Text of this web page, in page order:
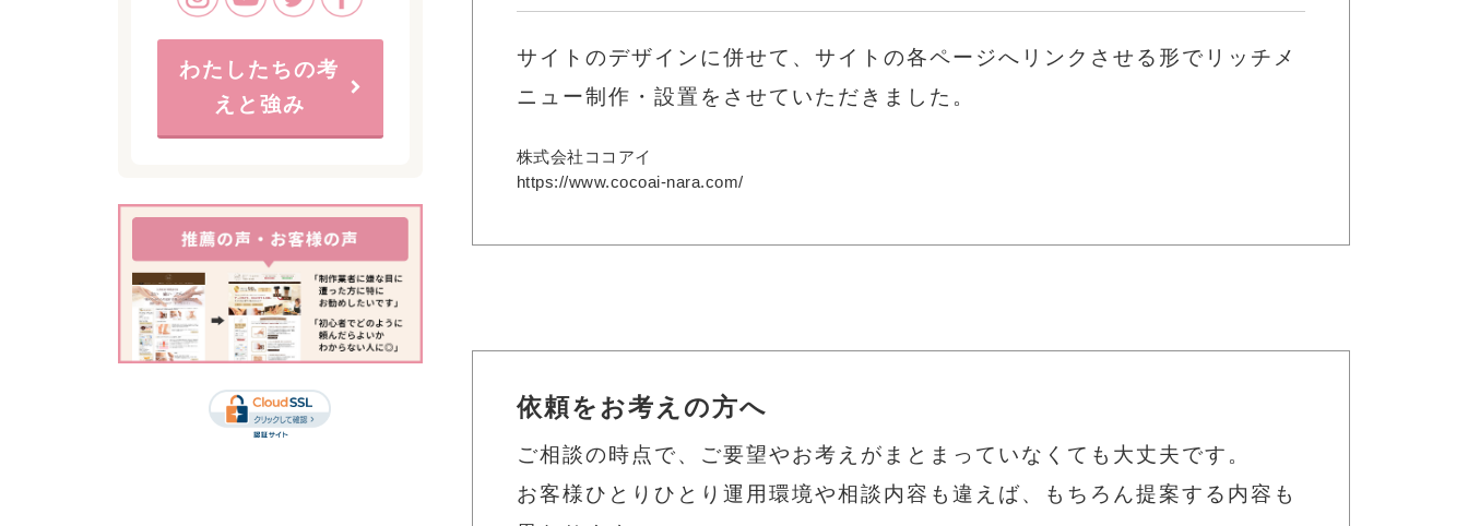
わたしたちの考
えと強み
サイトのデザインに併せて、サイトの各ページへリンクさせる形でリッチメ
ニュー制作・設置をさせていただきました。
株式会社ココアイ
https://www.cocoai-nara.com/
依頼をお考えの方へ
ご相談の時点で、ご要望やお考えがまとまっていなくても大丈夫です。
お客様ひとりひとり運用環境や相談内容も違えば、もちろん提案する内容も